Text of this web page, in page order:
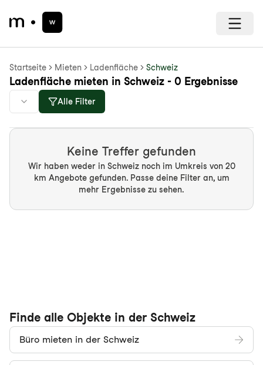
Startseite Mieten Ladenfläche Schweiz
Ladenfläche mieten in Schweiz - 0 Ergebnisse
Alle Filter
Keine Treffer gefunden
Wir haben weder in Schweiz noch im Umkreis von 20
km Angebote gefunden. Passe deine Filter an, um
mehr Ergebnisse zu sehen.
Finde alle Objekte in der Schweiz
Büro mieten in der Schweiz